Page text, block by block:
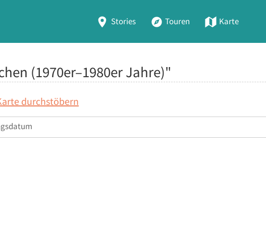
Stories Touren Karte
(1970er–1980er Jahre)"
durchstöbern